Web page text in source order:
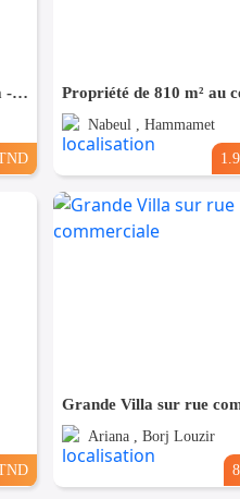
Villa Exceptionnelle à Mansoura - Petit Paris
Nabeul , Hammamet
Grande Villa sur rue
Ariana , Borj Louzir